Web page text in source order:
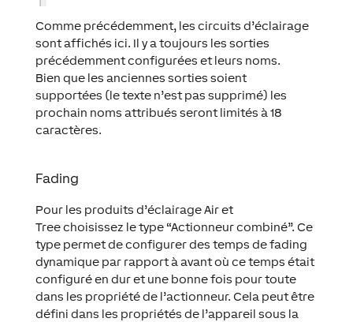
Comme précédemment, les circuits d’éclairage
sont affichés ici. Il y a toujours les sorties
précédemment configurées et leurs noms.
Bien que les anciennes sorties soient
supportées (le texte n’est pas supprimé) les
prochain noms attribués seront limités à 18
caractères.
Fading
Pour les produits d’éclairage Air et
Tree choisissez le type “Actionneur combiné”. Ce
type permet de configurer des temps de fading
dynamique par rapport à avant où ce temps était
configuré en dur et une bonne fois pour toute
dans les propriété de l’actionneur. Cela peut être
défini dans les propriétés de l’appareil sous la